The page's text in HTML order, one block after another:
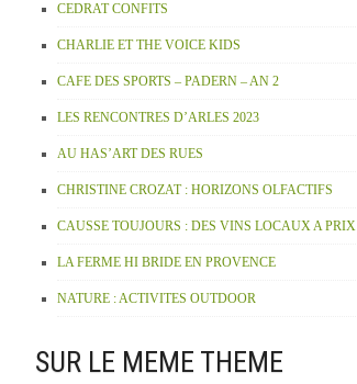
CEDRAT CONFITS
CHARLIE ET THE VOICE KIDS
CAFE DES SPORTS – PADERN – AN 2
LES RENCONTRES D’ARLES 2023
AU HAS’ART DES RUES
CHRISTINE CROZAT : HORIZONS OLFACTIFS
CAUSSE TOUJOURS : DES VINS LOCAUX A
LA FERME HI BRIDE EN PROVENCE
NATURE : ACTIVITES OUTDOOR
SUR LE MEME THEME